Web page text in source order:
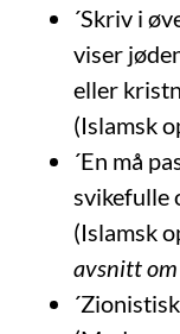
´Skriv i
viser
eller
(Islamsk
´En må
svikefulle
(Islamsk
avsnitt